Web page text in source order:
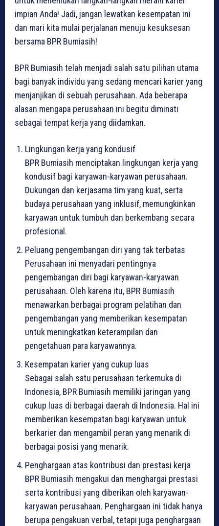
impian Anda! Jadi, jangan lewatkan kesempatan ini
dan mari kita mulai perjalanan menuju kesuksesan
bersama BPR Bumiasih!
BPR Bumiasih telah menjadi salah satu pilihan utama
bagi banyak individu yang sedang mencari karier yang
menjanjikan di sebuah perusahaan. Ada beberapa
alasan mengapa perusahaan ini begitu diminati
sebagai tempat kerja yang diidamkan.
Lingkungan kerja yang kondusif
BPR Bumiasih menciptakan lingkungan kerja yang
kondusif bagi karyawan-karyawan perusahaan.
Dukungan dan kerjasama tim yang kuat, serta
budaya perusahaan yang inklusif, memungkinkan
karyawan untuk tumbuh dan berkembang secara
profesional.
Peluang pengembangan diri yang tak terbatas
Perusahaan ini menyadari pentingnya
pengembangan diri bagi karyawan-karyawan
perusahaan. Oleh karena itu, BPR Bumiasih
menawarkan berbagai program pelatihan dan
pengembangan yang memberikan kesempatan
untuk meningkatkan keterampilan dan
pengetahuan para karyawannya.
Kesempatan karier yang cukup luas
Sebagai salah satu perusahaan terkemuka di
Indonesia, BPR Bumiasih memiliki jaringan yang
cukup luas di berbagai daerah di Indonesia. Hal ini
memberikan kesempatan bagi karyawan untuk
berkarier dan mengambil peran yang menarik di
berbagai posisi yang menarik.
Penghargaan atas kontribusi dan prestasi kerja
BPR Bumiasih mengakui dan menghargai prestasi
serta kontribusi yang diberikan oleh karyawan-
karyawan perusahaan. Penghargaan ini tidak hanya
berupa pengakuan verbal, tetapi juga penghargaan